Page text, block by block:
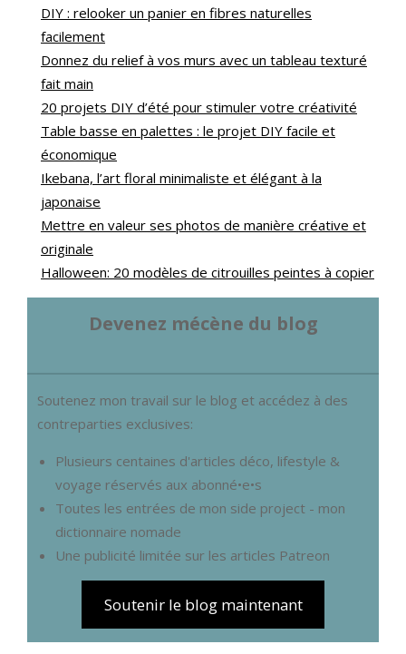
DIY : relooker un panier en fibres naturelles
facilement
Donnez du relief à vos murs avec un tableau texturé
fait main
20 projets DIY d’été pour stimuler votre créativité
Table basse en palettes : le projet DIY facile et
économique
Ikebana, l’art floral minimaliste et élégant à la
japonaise
Mettre en valeur ses photos de manière créative et
originale
Halloween: 20 modèles de citrouilles peintes à copier
Devenez mécène du blog
Soutenez mon travail sur le blog et accédez à des
contreparties exclusives:
Plusieurs centaines d'articles déco, lifestyle &
voyage réservés aux abonné•e•s
Toutes les entrées de mon side project - mon
dictionnaire nomade
Une publicité limitée sur les articles Patreon
Soutenir le blog maintenant